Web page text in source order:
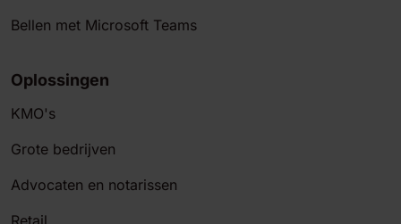
Bellen met Microsoft Teams
Oplossingen
KMO's
Grote bedrijven
Advocaten en notarissen